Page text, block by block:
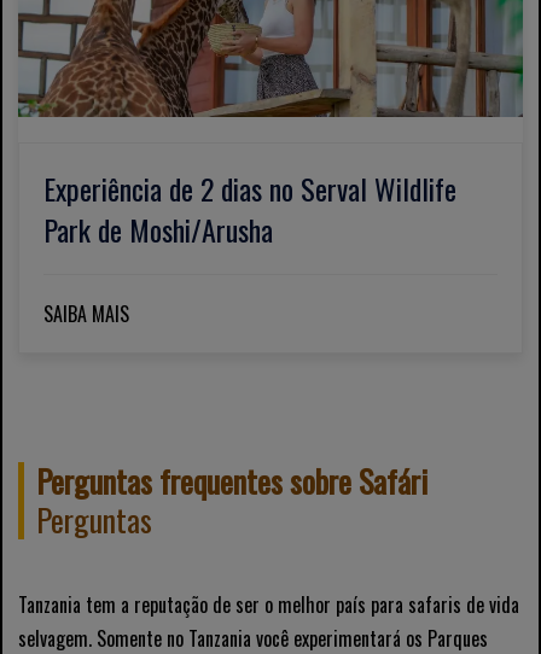
Experiência de 2 dias no Serval Wildlife
Park de Moshi/Arusha
SAIBA MAIS
Perguntas frequentes sobre Safári
Perguntas
Tanzania tem a reputação de ser o melhor país para safaris de vida
selvagem. Somente no Tanzania você experimentará os Parques